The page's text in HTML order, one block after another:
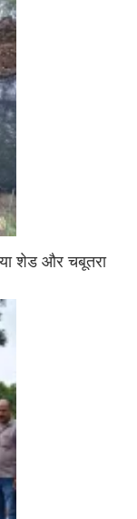
शेड और चबूतरा